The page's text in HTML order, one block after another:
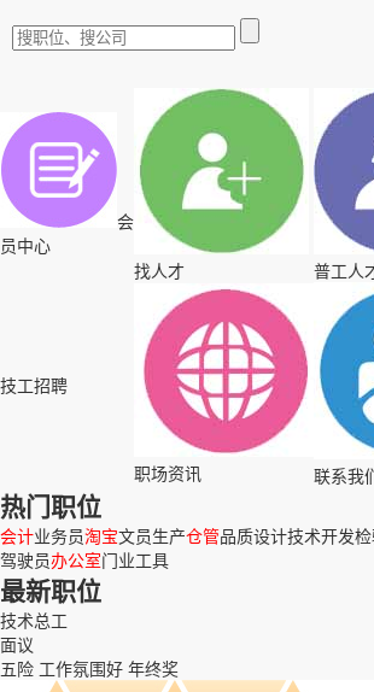
会
员中心
找人才
普工人
技工招聘
职场资讯 联系我
热门职位
会计业务员淘宝文员生产仓管品质设计技术开发
驾驶员办公室门业工具
最新职位
技术总工
面议
五险 工作氛围好 年终奖